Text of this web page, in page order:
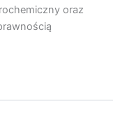
oraz